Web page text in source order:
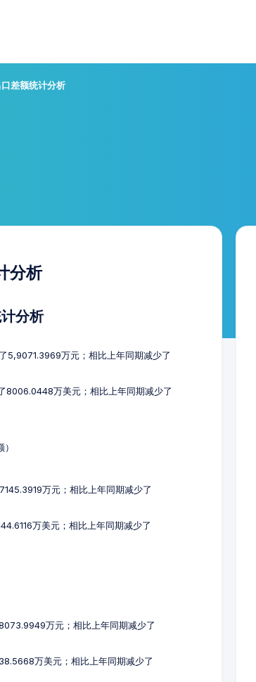
差额统计分析
分析
分析
5,9071.3969万元；相比上年同期减少了
8006.0448万美元；相比上年同期减少了
万元；相比上年同期减少了
万美元；相比上年同期减少了
万元；相比上年同期减少了
万美元；相比上年同期减少了